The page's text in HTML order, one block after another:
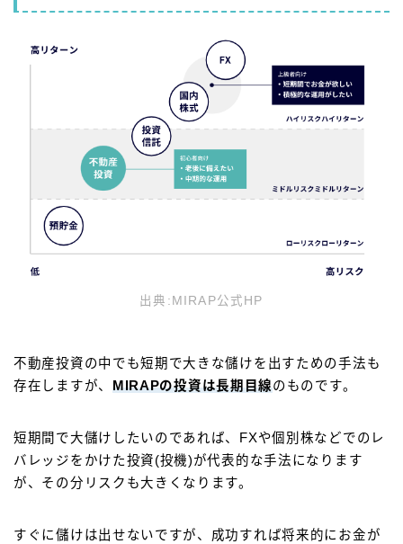
出典:MIRAP公式HP
不動産投資の中でも短期で大きな儲けを出すための手法も
存在しますが、 MIRAPの投資は長期目線のものです。
短期間で大儲けしたいのであれば、FXや個別株などでのレ
バレッジをかけた投資(投機)が代表的な手法になります
が、その分リスクも大きくなります。
すぐに儲けは出せないですが、成功すれば将来的にお金が